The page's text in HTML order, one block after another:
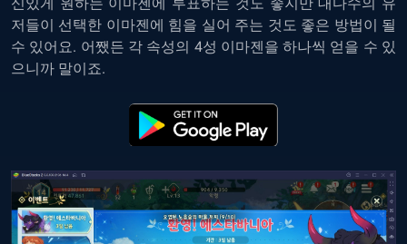
신있게 원하는 이마젠에 투표하는 것도 좋지만 대다수의 유
저들이 선택한 이마젠에 힘을 실어 주는 것도 좋은 방법이 될
수 있어요. 어쨌든 각 속성의 4성 이마젠을 하나씩 얻을 수 있
으니까 말이죠.